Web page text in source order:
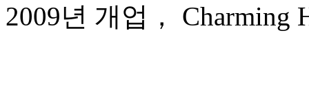
2009년 개업， Charming